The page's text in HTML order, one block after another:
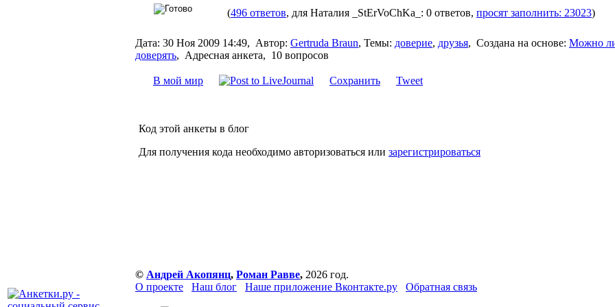
(496 ответов, для Наталия _StErVoChKa_: 0 ответов, просят заполнить: 23023)
Дата: 30 Ноя 2009 14:49, Автор: Gertruda Braun, Темы: доверие, друзья, Создана на основе: Можно
доверять, Адресная анкета, 10 вопросов
В мой мир Сохранить Tweet
Код этой анкеты в блог
Для получения кода необходимо авторизоваться или зарегистрироваться
© Андрей Акопянц, Роман Равве, 2026 год.
О проекте
Наш блог Наше приложение Вконтакте.ру Обратная связь